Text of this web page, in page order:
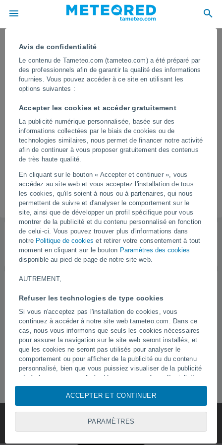
Avis de confidentialité
Le contenu de Tameteo.com (tameteo.com) a été préparé par
des professionnels afin de garantir la qualité des informations
fournies. Vous pouvez accéder à ce site en utilisant les
options suivantes :
Accepter les cookies et accéder gratuitement
La publicité numérique personnalisée, basée sur des
informations collectées par le biais de cookies ou de
technologies similaires, nous permet de financer notre activité
afin de continuer à vous proposer gratuitement des contenus
de très haute qualité.
En cliquant sur le bouton « Accepter et continuer », vous
accédez au site web et vous acceptez l'installation de tous
les cookies, qu'ils soient à nous ou à partenaires, qui nous
permettent de suivre et d'analyser le comportement sur le
site, ainsi que de développer un profil spécifique pour vous
montrer de la publicité et du contenu personnalisé en fonction
de celui-ci. Vous pouvez trouver plus d'informations dans
notre Politique de cookies et retirer votre consentement à tout
moment en cliquant sur le bouton Paramètres des cookies
disponible au pied de page de notre site web.
AUTREMENT,
Refuser les technologies de type cookies
Si vous n'acceptez pas l'installation de cookies, vous
continuez à accéder à notre site web tameteo.com. Dans ce
cas, nous vous informons que seuls les cookies nécessaires
pour assurer la navigation sur le site web seront installés, et
que les cookies ne seront pas utilisés pour analyser le
comportement ou pour afficher de la publicité ou du contenu
personnalisé, bien que vous puissiez visualiser de la publicité
générale non personnalisée. Vous pouvez refuser l'installation
des cookies et accéder à notre site web par le biais de cette
inscription en cliquant sur le bouton « Refuser ».
Avec votre consentement, nous etnos partenairesutilisons
des cookies, des identifiants uniques ou des technologies
similaires pour stocker, accéder et traiter des données
ACCEPTER ET CONTINUER
PARAMÈTRES
La météo dans toutes les localités de
l'Angleterre du Nord-Ouest
Toutes les localités de l'Angleterre du Nord-Ouest
L M N - O P - Q R S
W Y
Yanwath And Eamont Bridge
Yate And Pickup Bank
Yealand Conyers
Yealand Redmayne
Suivez-nous